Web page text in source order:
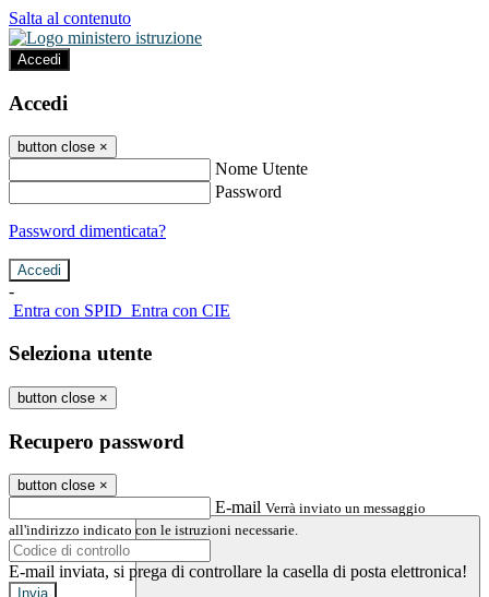
Salta al contenuto
Accedi
Accedi
button close ×
Nome Utente
Password
Password dimenticata?
-
Entra con SPID Entra con CIE
Seleziona utente
button close ×
Recupero password
button close ×
E-mail Verrà inviato un messaggio
all'indirizzo indicato con le istruzioni necessarie.
E-mail inviata, si prega di controllare la casella di posta elettronica!